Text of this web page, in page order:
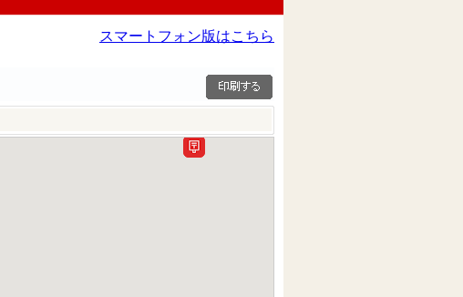
スマートフォン版はこちら